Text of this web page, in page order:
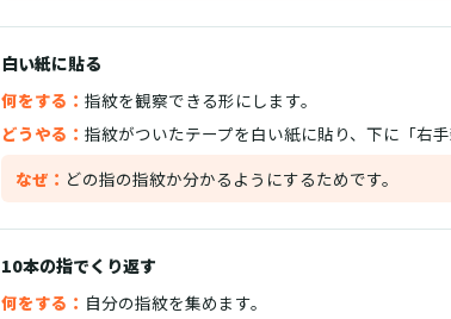
白い紙に貼る
何をする： 指紋を観察できる形にします。
どうやる： 指紋がついたテープを白い紙に貼り、下に「右手
なぜ： どの指の指紋か分かるようにするためです。
10本の指でくり返す
何をする： 自分の指紋を集めます。